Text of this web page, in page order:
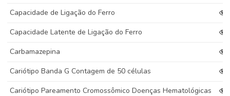
Capacidade de Ligação do Ferro
Capacidade Latente de Ligação do Ferro
Carbamazepina
Cariótipo Banda G Contagem de 50 células
Cariótipo Pareamento Cromossômico Doenças Hematológicas